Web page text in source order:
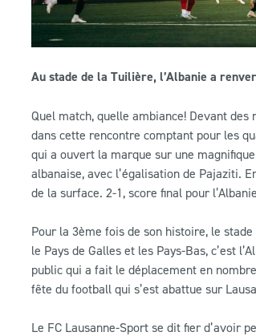
Au stade de la Tuilière, l’Albanie a
Quel match, quelle ambiance! Devant
dans cette rencontre comptant pour les
qui a ouvert la marque sur une
albanaise, avec l’égalisation de Pajaziti.
de la surface. 2-1, score final pour
Pour la 3ème fois de son histoire, le
le Pays de Galles et les Pays-Bas, c’est
public qui a fait le déplacement en
fête du football qui s’est abattue sur
Le FC Lausanne-Sport se dit fier d’avoir